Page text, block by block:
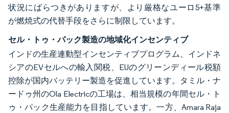
状況にばらつきがありますが、より厳格なユーロ5+基準
が燃焼式の代替手段をさらに制限しています。
セル・トゥ・パック製造の地域化インセンティブ
インドの生産連動型インセンティブプログラム、インドネ
シアのEVセルへの輸入関税、EUのグリーンディール税額
控除が国内バッテリー製造を促進しています。タミル・ナ
ードゥ州のOla Electricの工場は、相当規模の年間セル・ト
ゥ・パック生産能力を目指しています。一方、Amara Raja